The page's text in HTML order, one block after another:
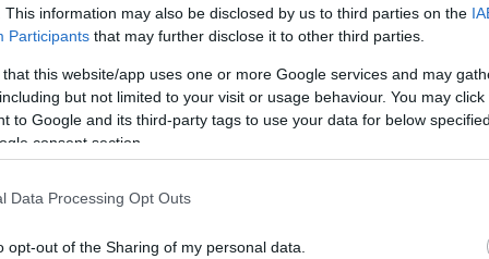
This information may also be disclosed by us to third parties on the
Participants that may further disclose it to other third parties.
that this website/app uses one or more Google services and may
but not limited to your visit or usage behaviour. You may
to Google and its third-party tags to use your data for below
consent section.
Data Processing Opt Outs
opt-out of the Sharing of my personal data.
αποτελέσματα και οι σκόρερ της 13ης
και η βαθμολογία στην Bundesliga έχουν ως